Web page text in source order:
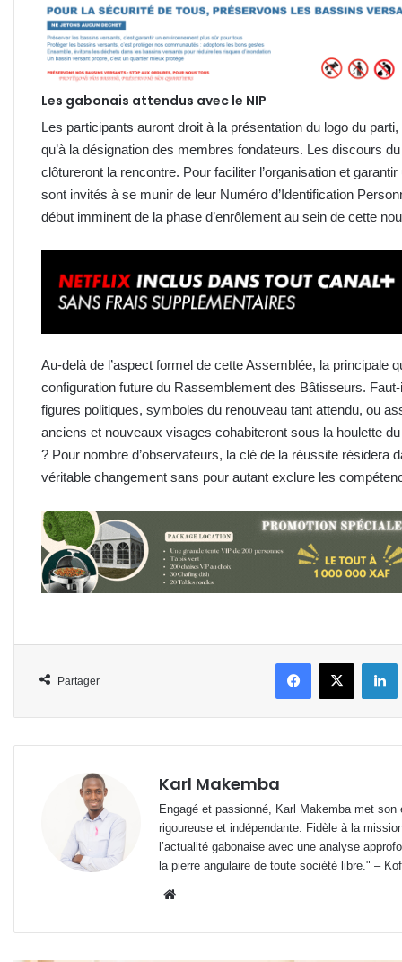
Les gabonais attendus avec le NIP
Les participants auront droit à la présentation du logo du
qu’à la désignation des membres fondateurs. Les discours
clôtureront la rencontre. Pour faciliter l’organisation et
sont invités à se munir de leur Numéro d’Identification
début imminent de la phase d’enrôlement au sein de cette
Au-delà de l’aspect formel de cette Assemblée, la principale
configuration future du Rassemblement des Bâtisseurs.
figures politiques, symboles du renouveau tant attendu, ou
anciens et nouveaux visages cohabiteront sous la houlette
? Pour nombre d’observateurs, la clé de la réussite résidera
véritable changement sans pour autant exclure les
Partager
FacebookX
Karl Makemba
Engagé et passionné, Karl Makemba met
rigoureuse et indépendante. Fidèle à la
l’actualité gabonaise avec une analyse
la pierre angulaire de toute société libre." –